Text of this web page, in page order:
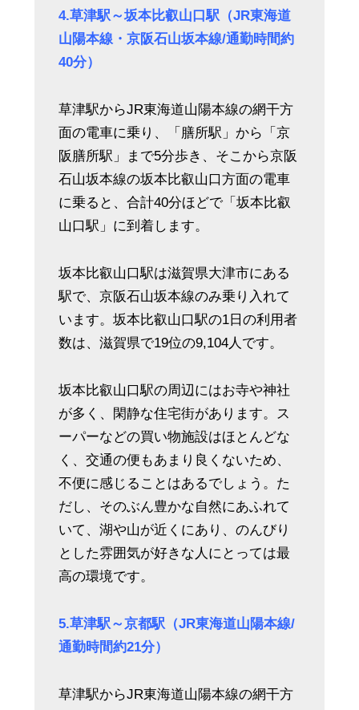
4.草津駅～坂本比叡山口駅（JR東海道
山陽本線・京阪石山坂本線/通勤時間約
40分）
草津駅からJR東海道山陽本線の網干方
面の電車に乗り、「膳所駅」から「京
阪膳所駅」まで5分歩き、そこから京阪
石山坂本線の坂本比叡山口方面の電車
に乗ると、合計40分ほどで「坂本比叡
山口駅」に到着します。
坂本比叡山口駅は滋賀県大津市にある
駅で、京阪石山坂本線のみ乗り入れて
います。坂本比叡山口駅の1日の利用者
数は、滋賀県で19位の9,104人です。
坂本比叡山口駅の周辺にはお寺や神社
が多く、閑静な住宅街があります。ス
ーパーなどの買い物施設はほとんどな
く、交通の便もあまり良くないため、
不便に感じることはあるでしょう。た
だし、そのぶん豊かな自然にあふれて
いて、湖や山が近くにあり、のんびり
とした雰囲気が好きな人にとっては最
高の環境です。
5.草津駅～京都駅（JR東海道山陽本線/
通勤時間約21分）
草津駅からJR東海道山陽本線の網干方